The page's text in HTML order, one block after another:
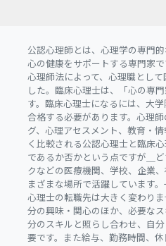
公認心理師とは、心理学の専門
心の健康をサポートする専門家
心理師法によって、心理職とし
した。臨床心理士は、「心の専
す。臨床心理士になるには、大
合格する必要があります。心理
グ、心理アセスメント、教育・
く比較される公認心理士と臨床
であるか否かという点ですが＿
クなどの医療機関、学校、企業
まざまな場所で活躍しています
心理士の転職先は大きく変わり
分の興味・関心のほか、必要な
分のスキルと照らし合わせ、自
要です。また給与、勤務時間、